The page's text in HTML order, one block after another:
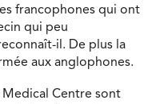
francophones qui ont
qui peu
il. De plus la
aux anglophones.
Centre sont